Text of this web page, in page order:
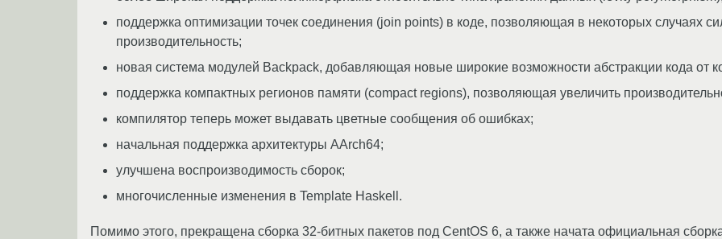
поддержка оптимизации точек соединения (join points) в коде, позволяющая в некоторых случаях
производительность;
новая система модулей Backpack, добавляющая новые широкие возможности абстракции кода от
поддержка компактных регионов памяти (compact regions), позволяющая увеличить
компилятор теперь может выдавать цветные сообщения об ошибках;
начальная поддержка архитектуры AArch64;
улучшена воспроизводимость сборок;
многочисленные изменения в Template Haskell.
Помимо этого, прекращена сборка 32-битных пакетов под CentOS 6, а также начата официальная